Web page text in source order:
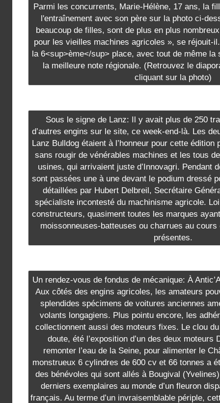
Parmi les concurrents, Marie-Hélène, 17 ans, la
l'entraînement avec son père sur la photo ci-
beaucoup de filles, sont de plus en plus
pour les vieilles machines agricoles », se réjouit-
la 6<sup>ème</sup> place, avec tout de même la
la meilleure note régionale. (Retrouvez le
cliquant sur la photo)
Sous le signe de Lanz: Il y avait plus de 250
d’autres engins sur le site, ce week-end-là. Les
Lanz Bulldog étaient à l’honneur pour cette édition
sans rougir de vénérables machines et les tous
usines, qui arrivaient juste d’Innovagri. Pendant
sont passées une à une devant le podium dressé
détaillées par Hubert Delbreil, Secrétaire
spécialiste incontesté du machinisme agricole.
constructeurs, quasiment toutes les marques
moissonneuses-batteuses ou charrues au
présentes.
Un rendez-vous de fondus de mécanique: À
Aux côtés des engins agricoles, les amateurs
splendides spécimens de voitures anciennes
volants longagiens. Plus pointu encore, les
collectionnent aussi des moteurs fixes. Le clou
doute, été l’exposition d’un des deux moteurs
remonter l’eau de la Seine, pour alimenter le
monstrueux 6 cylindres de 600 cv et 66 tonnes a
des bénévoles qui sont allés à Bougival
derniers exemplaires au monde d’un fleuron
français. Au terme d’un invraisemblable périple,